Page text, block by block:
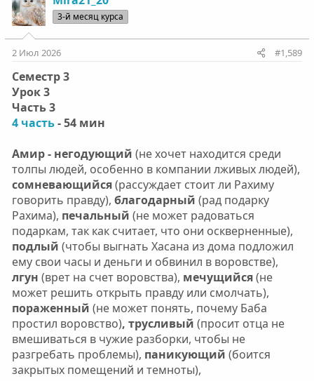
ц
и
и
:
3-й месяц курса
2 Июл 2026 #1,589
Семестр 3
Урок 3
Часть 3
4 часть- 54 мин
Амир - негодующий (не хочет находится среди
толпы людей, особенно в компании лживых людей),
сомневающийся(рассуждает стоит ли Рахиму
говорить правду), благодарный (рад подарку
Рахима), печальный (не может радоваться
подаркам, так как считает, что они оскверненные),
подлый (чтобы выгнать Хасана из дома подложил
ему свои часы и деньги и обвинил в воровстве),
лгун (врет на счет воровства), мечущийся(не
может решить открыть правду или смолчать),
пораженный (не может понять, почему Баба
простил воровство), трусливый (просит отца не
вмешиваться в чужие разборки, чтобы не
разгребать проблемы), паникующий (боится
закрытых помещений и темноты),